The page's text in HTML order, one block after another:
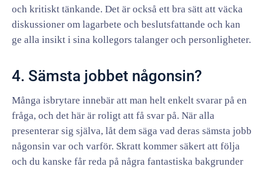
och kritiskt tänkande. Det är också ett bra sätt att väcka
diskussioner om lagarbete och beslutsfattande och kan
ge alla insikt i sina kollegors talanger och personligheter.
4. Sämsta jobbet någonsin?
Många isbrytare innebär att man helt enkelt svarar på en
fråga, och det här är roligt att få svar på. När alla
presenterar sig själva, låt dem säga vad deras sämsta jobb
någonsin var och varför. Skratt kommer säkert att följa
och du kanske får reda på några fantastiska bakgrunder